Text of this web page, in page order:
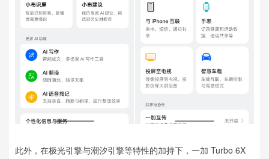
此外，在极光引擎与潮汐引擎等特性的加持下，一加 Turbo 6X